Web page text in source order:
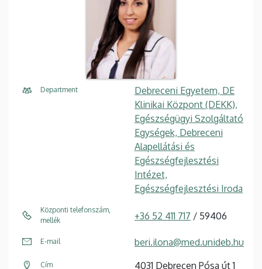
Department
Debreceni Egyetem, DE
Klinikai Központ (DEKK),
Egészségügyi Szolgáltató
Egységek, Debreceni
Alapellátási és
Egészségfejlesztési
Intézet,
Egészségfejlesztési Iroda
Központi telefonszám,
mellék
+36 52 411 717 / 59406
E-mail beri.ilona@med.unideb.hu
Cím 4031 Debrecen Pósa út 1